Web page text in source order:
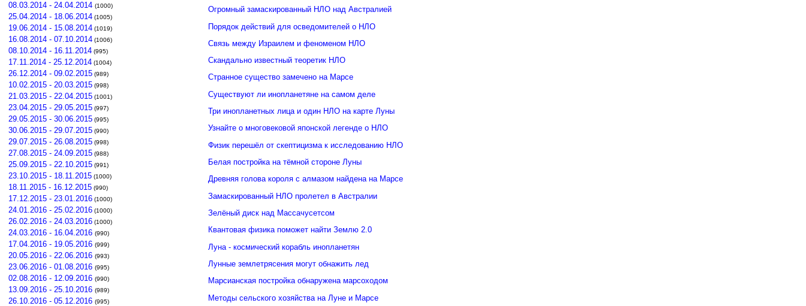
08.03.2014 - 24.04.2014 (1000)
25.04.2014 - 18.06.2014 (1005)
19.06.2014 - 15.08.2014 (1019)
16.08.2014 - 07.10.2014 (1006)
08.10.2014 - 16.11.2014 (995)
17.11.2014 - 25.12.2014 (1004)
26.12.2014 - 09.02.2015 (989)
10.02.2015 - 20.03.2015 (998)
21.03.2015 - 22.04.2015 (1001)
23.04.2015 - 29.05.2015 (997)
29.05.2015 - 30.06.2015 (995)
30.06.2015 - 29.07.2015 (990)
29.07.2015 - 26.08.2015 (998)
27.08.2015 - 24.09.2015 (988)
25.09.2015 - 22.10.2015 (991)
23.10.2015 - 18.11.2015 (1000)
18.11.2015 - 16.12.2015 (990)
17.12.2015 - 23.01.2016 (1000)
24.01.2016 - 25.02.2016 (1000)
26.02.2016 - 24.03.2016 (1000)
24.03.2016 - 16.04.2016 (990)
17.04.2016 - 19.05.2016 (999)
20.05.2016 - 22.06.2016 (993)
23.06.2016 - 01.08.2016 (995)
02.08.2016 - 12.09.2016 (990)
13.09.2016 - 25.10.2016 (989)
26.10.2016 - 05.12.2016 (995)
Огромный замаскированный НЛО над Австралией
Порядок действий для осведомителей о НЛО
Связь между Израилем и феноменом НЛО
Скандально известный теоретик НЛО
Странное существо замечено на Марсе
Существуют ли инопланетяне на самом деле
Три инопланетных лица и один НЛО на карте Луны
Узнайте о многовековой японской легенде о НЛО
Физик перешёл от скептицизма к исследованию НЛО
Белая постройка на тёмной стороне Луны
Древняя голова короля с алмазом найдена на Марсе
Замаскированный НЛО пролетел в Австралии
Зелёный диск над Массачусетсом
Квантовая физика поможет найти Землю 2.0
Луна - космический корабль инопланетян
Лунные землетрясения могут обнажить лед
Марсианская постройка обнаружена марсоходом
Методы сельского хозяйства на Луне и Марсе